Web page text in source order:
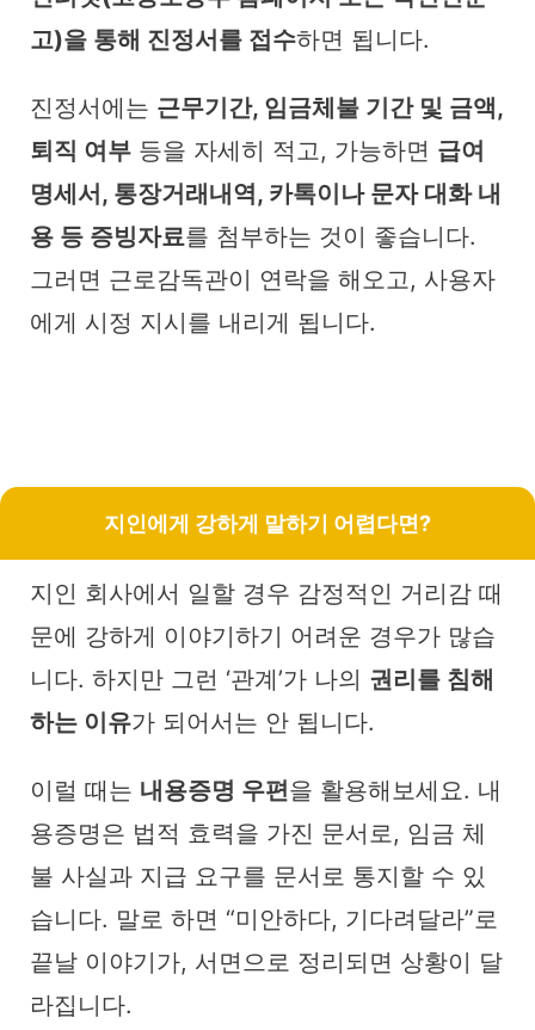
고)을 통해 진정서를 접수하면 됩니다.
진정서에는 근무기간, 임금체불 기간 및 금액,
퇴직 여부 등을 자세히 적고, 가능하면 급여
명세서, 통장거래내역, 카톡이나 문자 대화 내
용 등 증빙자료를 첨부하는 것이 좋습니다.
그러면 근로감독관이 연락을 해오고, 사용자
에게 시정 지시를 내리게 됩니다.
지인에게 강하게 말하기 어렵다면?
지인 회사에서 일할 경우 감정적인 거리감 때
문에 강하게 이야기하기 어려운 경우가 많습
니다. 하지만 그런 ‘관계’가 나의 권리를 침해
하는 이유가 되어서는 안 됩니다.
이럴 때는 내용증명 우편을 활용해보세요. 내
용증명은 법적 효력을 가진 문서로, 임금 체
불 사실과 지급 요구를 문서로 통지할 수 있
습니다. 말로 하면 “미안하다, 기다려달라”로
끝날 이야기가, 서면으로 정리되면 상황이 달
라집니다.